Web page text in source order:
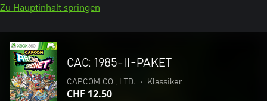
Zu Hauptinhalt springen
CAC: 1985-II-PAKET
CAPCOM CO., LTD. • Klassiker
CHF 12.50